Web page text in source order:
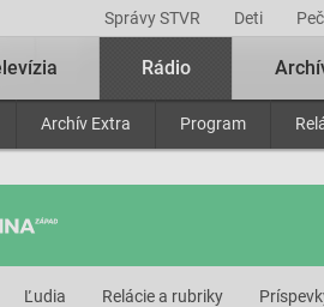
Správy STVR Deti
Rádio
Archív Extra Program
Ľudia Relácie a rubriky